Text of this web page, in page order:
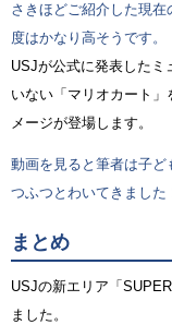
さきほどご紹介した現
度はかなり高そうです。
USJが公式に発表したミ
いない「マリオカート
メージが登場します。
動画を見ると筆者は子
つふつとわいてきました
まとめ
USJの新エリア「
ました。